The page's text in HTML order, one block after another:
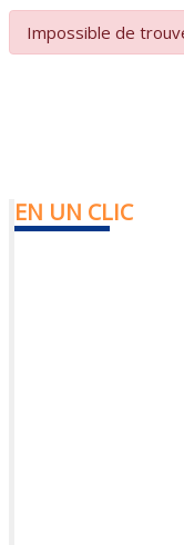
Impossible de
EN UN CLIC